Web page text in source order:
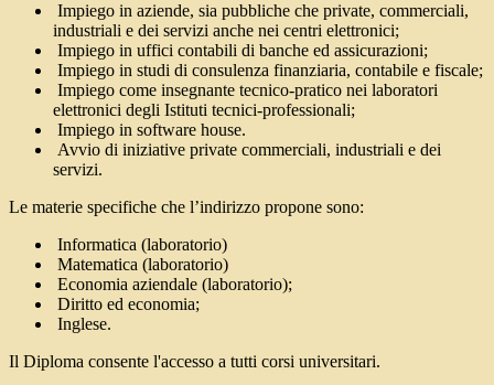
Impiego in aziende, sia pubbliche che private, commerciali,
industriali e dei servizi anche nei centri elettronici;
Impiego in uffici contabili di banche ed assicurazioni;
Impiego in studi di consulenza finanziaria, contabile e fiscale;
Impiego come insegnante tecnico-pratico nei laboratori
elettronici degli Istituti tecnici-professionali;
Impiego in software house.
Avvio di iniziative private commerciali, industriali e dei
servizi.
Le materie specifiche che l’indirizzo propone sono:
Informatica (laboratorio)
Matematica (laboratorio)
Economia aziendale (laboratorio);
Diritto ed economia;
Inglese.
Il Diploma consente l'accesso a tutti corsi universitari.